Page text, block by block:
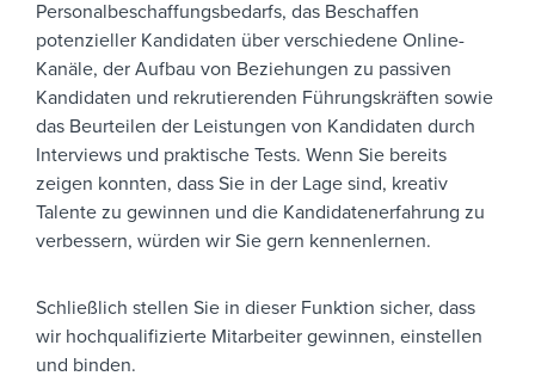
Personalbeschaffungsbedarfs, das Beschaffen
potenzieller Kandidaten über verschiedene Online-
Kanäle, der Aufbau von Beziehungen zu passiven
Kandidaten und rekrutierenden Führungskräften sowie
das Beurteilen der Leistungen von Kandidaten durch
Interviews und praktische Tests. Wenn Sie bereits
zeigen konnten, dass Sie in der Lage sind, kreativ
Talente zu gewinnen und die Kandidatenerfahrung zu
verbessern, würden wir Sie gern kennenlernen.
Schließlich stellen Sie in dieser Funktion sicher, dass
wir hochqualifizierte Mitarbeiter gewinnen, einstellen
und binden.